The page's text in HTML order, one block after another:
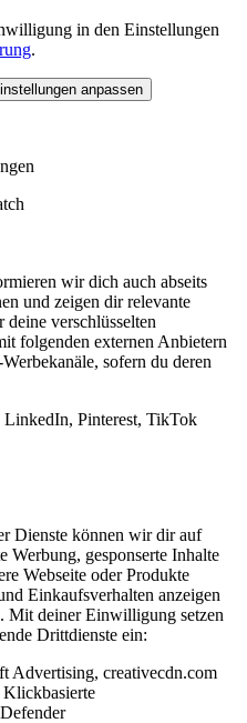
in den Einstellungen
.
anpassen
wir dich auch abseits
und zeigen dir relevante
verschlüsselten
folgenden externen Anbietern
sofern du deren
Pinterest, TikTok
Dienste können wir dir auf
Werbung, gesponserte Inhalte
Webseite oder Produkte
Einkaufsverhalten anzeigen
Mit deiner Einwilligung setzen
Drittdienste ein:
Advertising, creativecdn.com